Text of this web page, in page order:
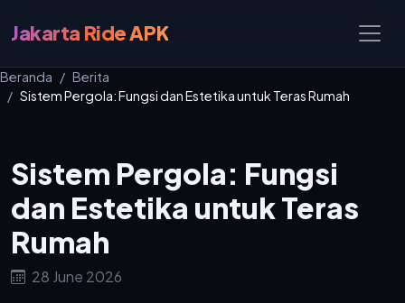
Jakarta Ride APK
Beranda
Berita
Sistem Pergola: Fungsi dan Estetika untuk Teras Rumah
Sistem Pergola: Fungsi
dan Estetika untuk Teras
Rumah
28 June 2026